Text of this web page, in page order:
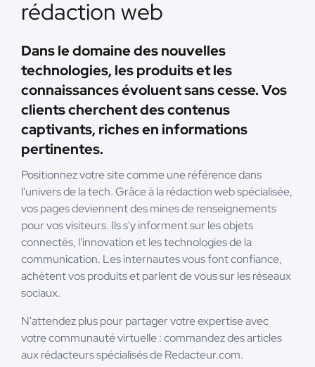
rédaction web
Dans le domaine des nouvelles
technologies, les produits et les
connaissances évoluent sans cesse. Vos
clients cherchent des contenus
captivants, riches en informations
pertinentes.
Positionnez votre site comme une référence dans
l'univers de la tech. Grâce à la rédaction web spécialisée,
vos pages deviennent des mines de renseignements
pour vos visiteurs. Ils s'y informent sur les objets
connectés, l'innovation et les technologies de la
communication. Les internautes vous font confiance,
achètent vos produits et parlent de vous sur les réseaux
sociaux.
N'attendez plus pour partager votre expertise avec
votre communauté virtuelle : commandez des articles
aux rédacteurs spécialisés de Redacteur.com.